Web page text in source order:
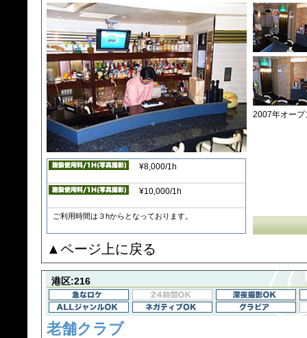
¥8,000/1h
¥10,000/1h
ご利用時間は３hからとなっております。
2007年オープ
▲ページ上に戻る
港区:216
老舗クラブ